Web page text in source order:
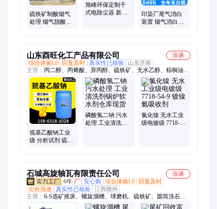
气、医疗垃圾焚烧
硫铁矿制酸烟气
处理 烟气脱酸处
旭峰环保定制干
式电除尘器 新型
印染厂尾气消白
装置 烟气消白设
山东酉旺化工产品有限公司
洽谈
综合体验L0
回复及时 真实性已核验
山东济南
主营： 丙二醇、丙烯酸、异丙醇、硫铁矿、无水乙醇、棕榈油、
三乙胺、环己烷、苯酚、甲醇、甲基丙烯酸甲酯、丙烯酸羟乙
酯、三乙醇胺、二甲基亚砜、苯扎溴铵、醋酸乙烯、丙烯酸丁
酯、乙腈、二甲苯、二甲基硅油、丙烯酸甲酯、丙烯酸异辛酯、
丙烯酸羟丙酯、二甲基海因、二甲基甲酰胺DMF
巯基乙酸钠工业
级 分析试剂 硫铁
磷酸氢二钠 污水
处理 工业清洗剂
氯化镍 无水工业
级电镀级 7718-54-
石城高旋轴瓦有限责任公司
洽谈
6年 厂 安心购 综合体验L0
回复及时
出价迅速
真实性已核验 江西赣州
主营： 6-S选矿摇床、螺旋溜槽、球磨机、硫铁矿、圆筒洗石
机、振动筛、浮选机、螺旋洗石机、螺旋分级机、螺旋洗沙机、